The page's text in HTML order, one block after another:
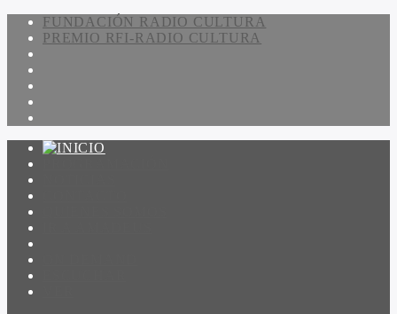
FUNDACIÓN RADIO CULTURA
PREMIO RFI-RADIO CULTURA